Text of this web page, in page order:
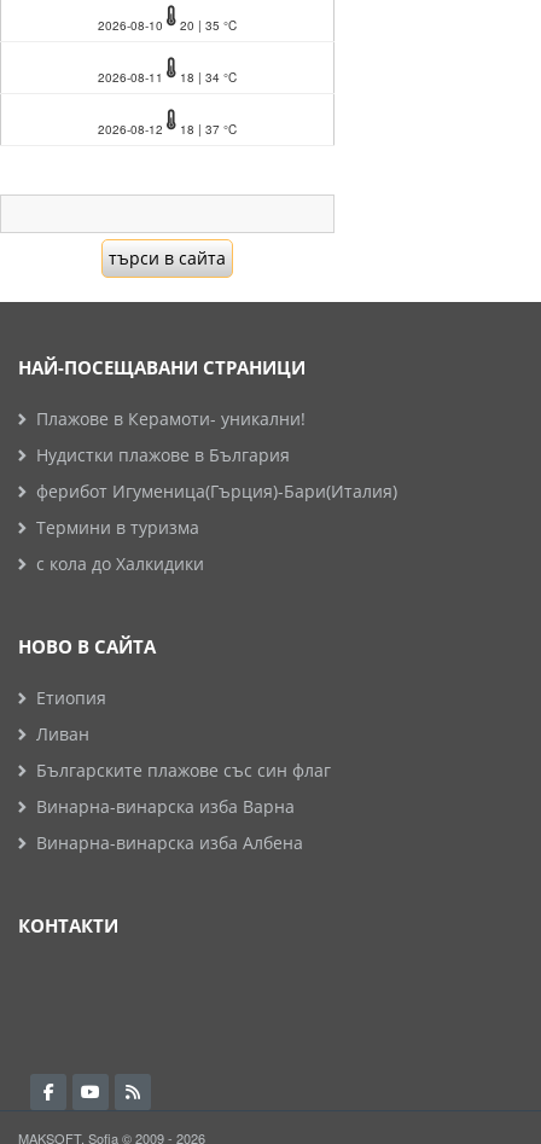
2026-08-10 20 | 35 °C
2026-08-11 18 | 34 °C
2026-08-12 18 | 37 °C
НАЙ-ПОСЕЩАВАНИ СТРАНИЦИ
Плажове в Керамоти- уникални!
Нудистки плажове в България
ферибот Игуменица(Гърция)-Бари(Италия)
Термини в туризма
с кола до Халкидики
НОВО В САЙТА
Етиопия
Ливан
Българските плажове със син флаг
Винарна-винарска изба Варна
Винарна-винарска изба Албена
КОНТАКТИ
MAKSOFT, Sofia © 2009 - 2026